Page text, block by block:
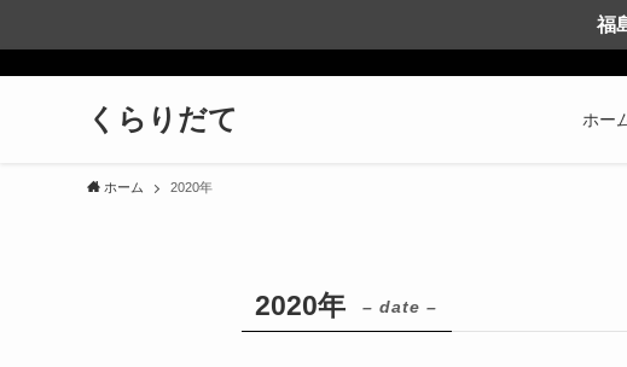
福
くらりだて ホー
ホーム 2020年
2020年 – date –